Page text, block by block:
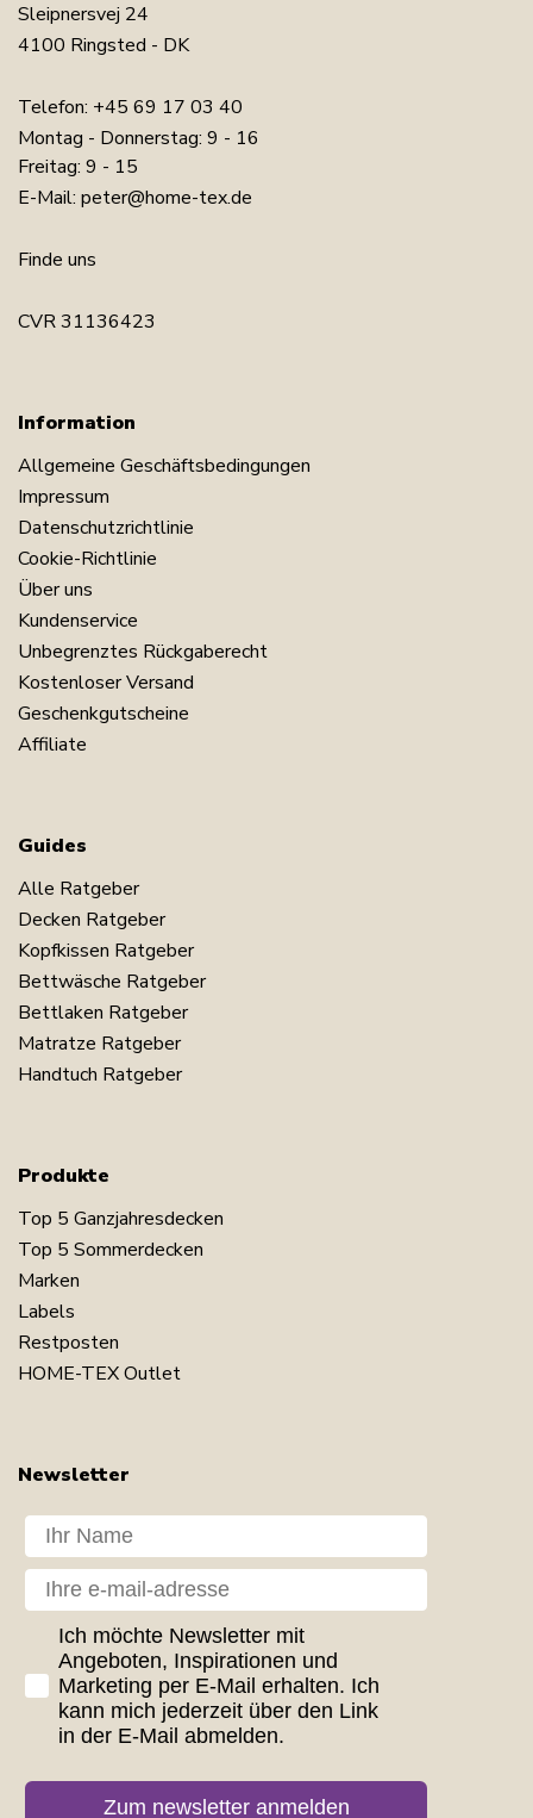
Sleipnersvej 24
4100 Ringsted - DK
Telefon: +45 69 17 03 40
Montag - Donnerstag: 9 - 16
Freitag: 9 - 15
E-Mail: peter@home-tex.de
Finde uns
CVR 31136423
Information
Allgemeine Geschäftsbedingungen
Impressum
Datenschutzrichtlinie
Cookie-Richtlinie
Über uns
Kundenservice
Unbegrenztes Rückgaberecht
Kostenloser Versand
Geschenkgutscheine
Affiliate
Guides
Alle Ratgeber
Decken Ratgeber
Kopfkissen Ratgeber
Bettwäsche Ratgeber
Bettlaken Ratgeber
Matratze Ratgeber
Handtuch Ratgeber
Produkte
Top 5 Ganzjahresdecken
Top 5 Sommerdecken
Marken
Labels
Restposten
HOME-TEX Outlet
Newsletter
Dit navn
Din e-mail
GDPR consent
Ich möchte Newsletter mit
Angeboten, Inspirationen und
Marketing per E-Mail erhalten. Ich
kann mich jederzeit über den Link
in der E-Mail abmelden.
Zum newsletter anmelden